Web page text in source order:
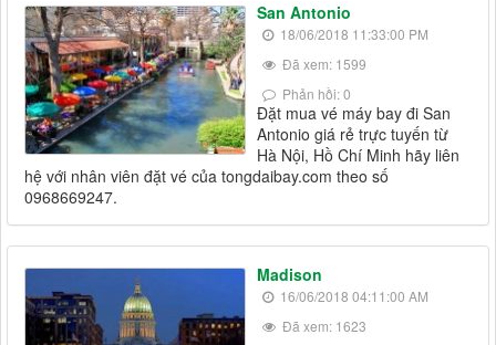
San Antonio
18/06/2018 11:33:00 PM
Đã xem: 1599
Phản hồi: 0
Đặt mua vé máy bay đi San
Antonio giá rẻ trực tuyến từ
Hà Nội, Hồ Chí Minh hãy liên
hệ với nhân viên đặt vé của tongdaibay.com theo số
0968669247.
Madison
16/06/2018 04:11:00 AM
Đã xem: 1623